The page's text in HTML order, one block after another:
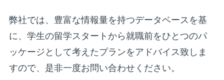
弊社では、豊富な情報量を持つデータベースを基
に、学生の留学スタートから就職前をひとつのパ
ッケージとして考えたプランをアドバイス致しま
すので、是非一度お問い合わせください。